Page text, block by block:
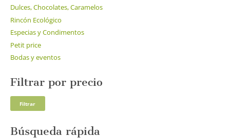
Dulces, Chocolates, Caramelos
Rincón Ecológico
Especias y Condimentos
Petit price
Bodas y eventos
Filtrar por precio
Filtrar
Búsqueda rápida